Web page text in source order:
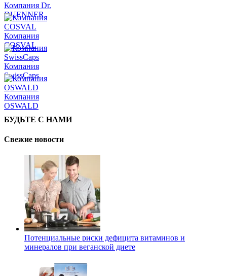
Компания Dr.
DUENNER
Компания
COSVAL
Компания
SwissCaps
Компания
OSWALD
БУДЬТЕ С НАМИ
Свежие новости
Потенциальные риски дефицита витаминов и
минералов при веганской диете